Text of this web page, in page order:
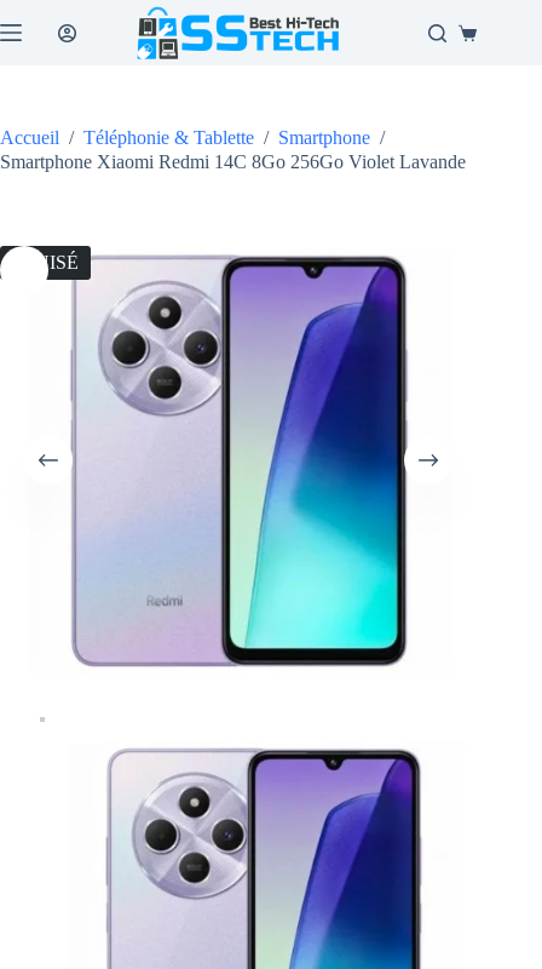
au
Panier
Accueil / Téléphonie & Tablette / Smartphone /
Smartphone Xiaomi Redmi 14C 8Go 256Go Violet Lavande
ÉPUISÉ